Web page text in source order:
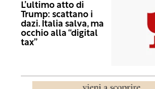
L’ultimo atto di
Trump: scattano i
dazi. Italia salva, ma
occhio alla “digital
tax”